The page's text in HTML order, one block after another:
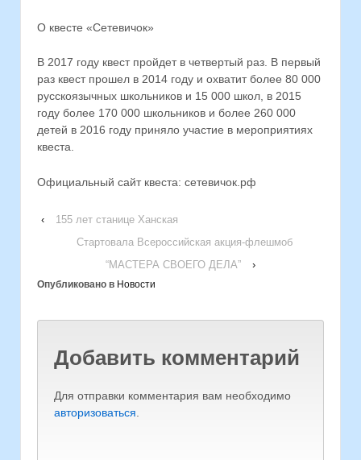
О квесте «Сетевичок»
В 2017 году квест пройдет в четвертый раз. В первый
раз квест прошел в 2014 году и охватит более 80 000
русскоязычных школьников и 15 000 школ, в 2015
году более 170 000 школьников и более 260 000
детей в 2016 году приняло участие в мероприятиях
квеста.
Официальный сайт квеста: сетевичок.рф
‹
155 лет станице Ханская
Стартовала Всероссийская акция-флешмоб
“МАСТЕРА СВОЕГО ДЕЛА”
›
Опубликовано в Новости
Добавить комментарий
Для отправки комментария вам необходимо
авторизоваться.